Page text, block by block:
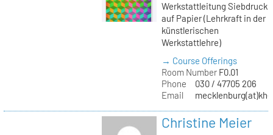
Werkstattleitung Siebdruck
auf Papier (Lehrkraft in der
künstlerischen
Werkstattlehre)
→ Course Offerings
Room NumberF0.01
Phone
030 / 47705 206
Email
Christine Meier